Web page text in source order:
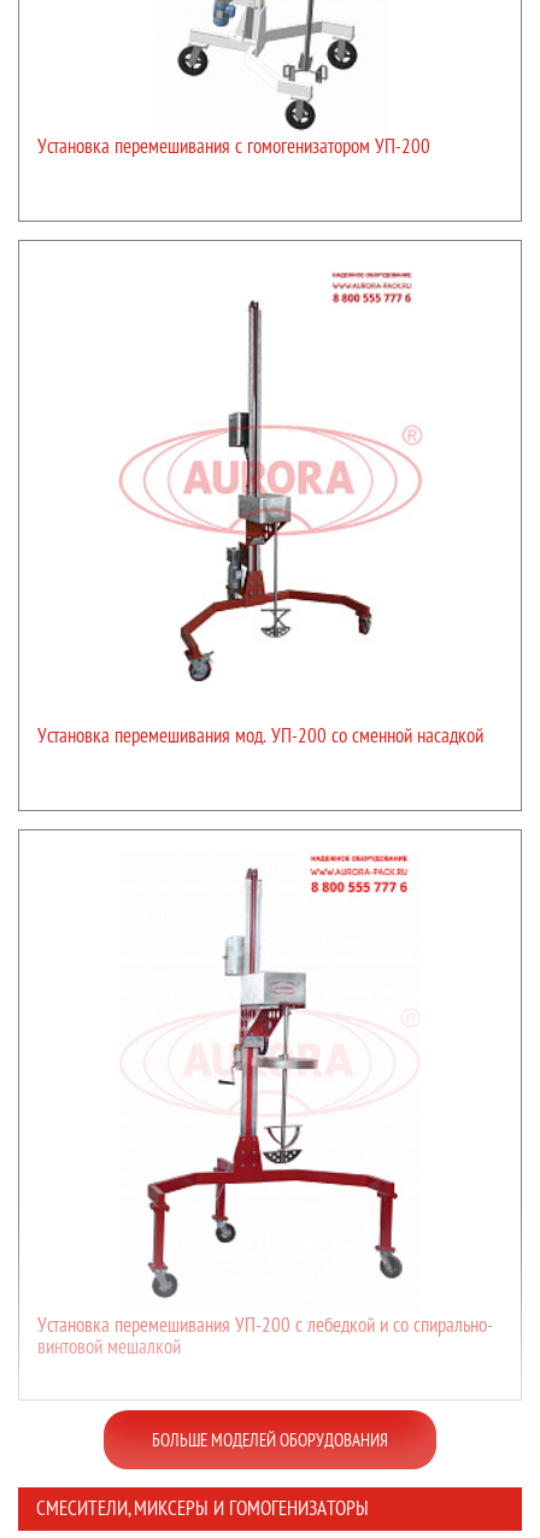
Установка перемешивания с гомогенизатором УП-200
Установка перемешивания мод. УП-200 со сменной насадкой
Установка перемешивания УП-200 с лебедкой и со спирально-
винтовой мешалкой
БОЛЬШЕ МОДЕЛЕЙ ОБОРУДОВАНИЯ
СМЕСИТЕЛИ, МИКСЕРЫ И ГОМОГЕНИЗАТОРЫ